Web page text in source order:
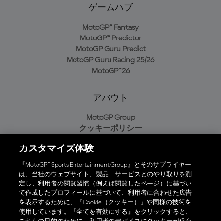
ゲームハブ
MotoGP™ Fantasy
MotoGP™ Predictor
MotoGP Guru Predict
MotoGP Guru Racing 25/26
MotoGP™26
アバウト
MotoGP Group
クッキーポリシー
プライバシーポリシー
購入ポリシー
オフィシャルアプリ
カスタマイズ体験
『MotoGP™ Sports Entertainment Group』とそのサプライヤー
は、当社のウェブサイト、製品、サービスとのやり取りを測
定し、利用者の閲覧習慣（例えば閲覧したページ）に基づい
て作成したプロフィールに基づいて、利用者に合わせた広告
を表示するために、『Cookie（クッキー）』や同様の技術を
使用しています。『全てを有効にする』をクリックすると、